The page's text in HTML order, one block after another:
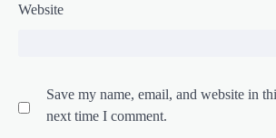
Website
Save my name, email, and website in
next time I comment.